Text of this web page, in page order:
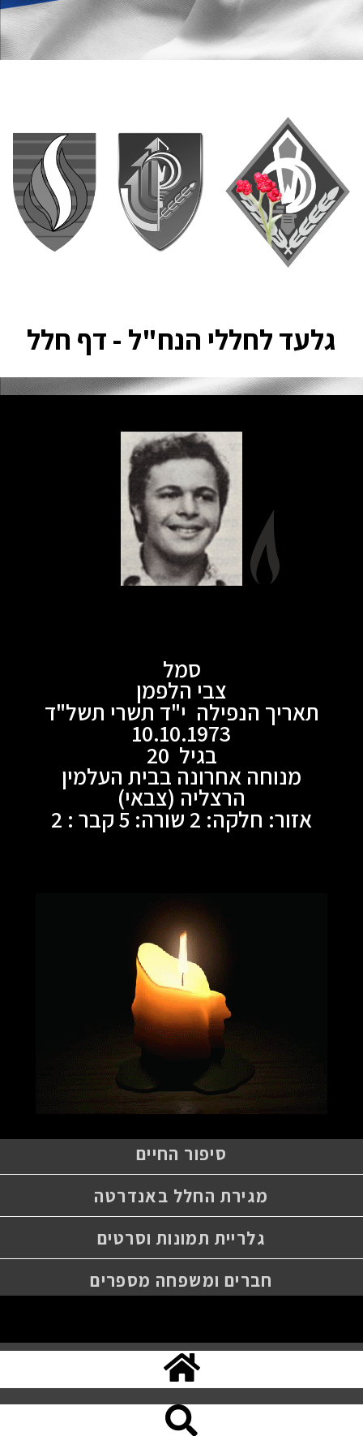
גלעד לחללי הנח"ל - דף חלל
סמל
צבי הלפמן
תאריך הנפילה י"ד תשרי תשל"ד
10.10.1973
בגיל 20
מנוחה אחרונה בבית העלמין
הרצליה (צבאי)
אזור: חלקה: 2 שורה: 5 קבר : 2
סיפור החיים
מגירת החלל באנדרטה
גלריית תמונות וסרטים
חברים ומשפחה מספרים